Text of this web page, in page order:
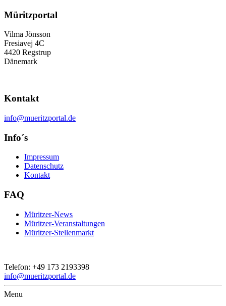
Müritzportal
Vilma Jönsson
Fresiavej 4C
4420 Regstrup
Dänemark
Kontakt
info@mueritzportal.de
Info´s
Impressum
Datenschutz
Kontakt
FAQ
Müritzer-News
Müritzer-Veranstaltungen
Müritzer-Stellenmarkt
Telefon: +49 173 2193398
info@mueritzportal.de
Menu